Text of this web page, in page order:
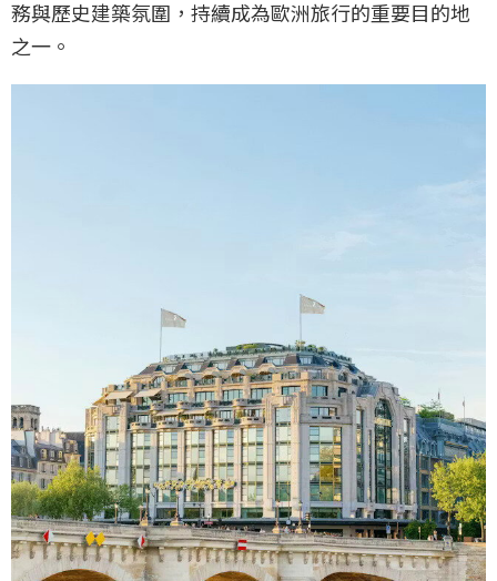
務與歷史建築氛圍，持續成為歐洲旅行的重要目的地
之一。